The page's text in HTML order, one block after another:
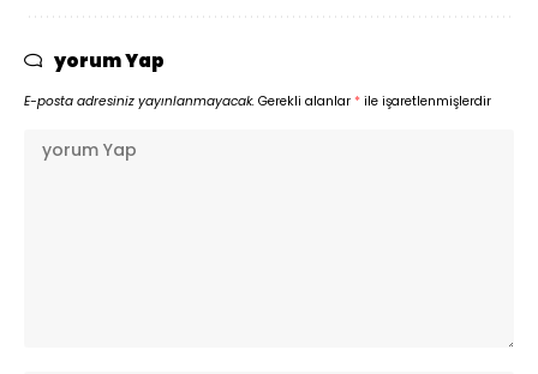
yorum Yap
E-posta adresiniz yayınlanmayacak. Gerekli alanlar * ile işaretlenmişlerdir